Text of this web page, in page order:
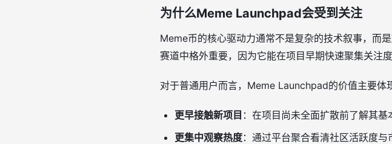
为什么Meme Launchpad会受到关注
Meme币的核心驱动力通常不是复杂的技术叙事，而是
赛道中格外重要，因为它能在项目早期快速聚集关注
对于普通用户而言，Meme Launchpad的价值主要体
更早接触新项目 ：在项目尚未全面扩散前了解其基
更集中观察热度：通过平台聚合看清社区活跃度与